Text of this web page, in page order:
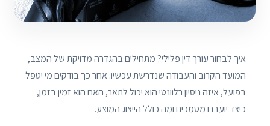
איך לבחור עורך דין פלילי? מתחילים בהגדרה מדויקת של המצב,
המועד הקרוב והעבודה שנדרשת עכשיו. אחר כך בודקים מי יטפל
בפועל, איזה ניסיון רלוונטי הוא יכול לתאר, האם הוא זמין בזמן,
כיצד יועברו מסמכים ומה כולל הייצוג המוצע.